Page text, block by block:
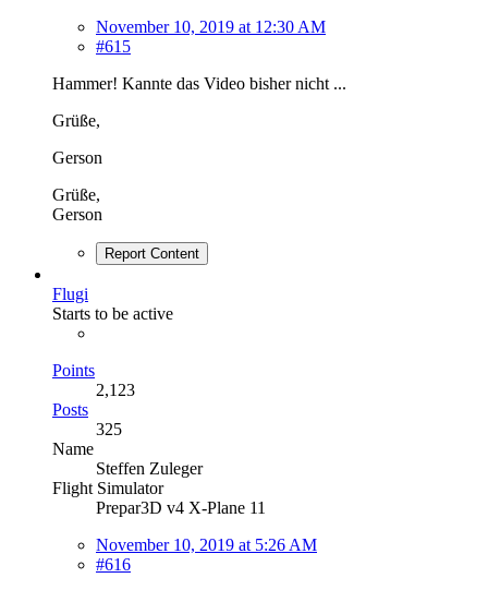
November 10, 2019 at 12:30 AM
#615
Hammer! Kannte das Video bisher nicht ...
Grüße,
Gerson
Grüße,
Gerson
Report Content
Flugi
Starts to be active
Points
2,123
Posts
325
Name
Steffen Zuleger
Flight Simulator
Prepar3D v4 X-Plane 11
November 10, 2019 at 5:26 AM
#616